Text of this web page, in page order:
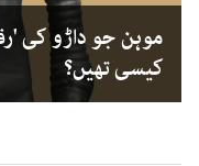
موہن جو داڑو کی
کیسی تھیں؟